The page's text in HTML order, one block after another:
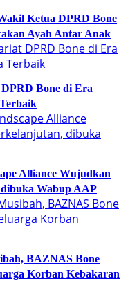
Ketua DPRD Bone
Ayah Antar Anak
Bone di Era
Alliance Wujudkan
Wabup AAP
BAZNAS Bone
Korban Kebakaran